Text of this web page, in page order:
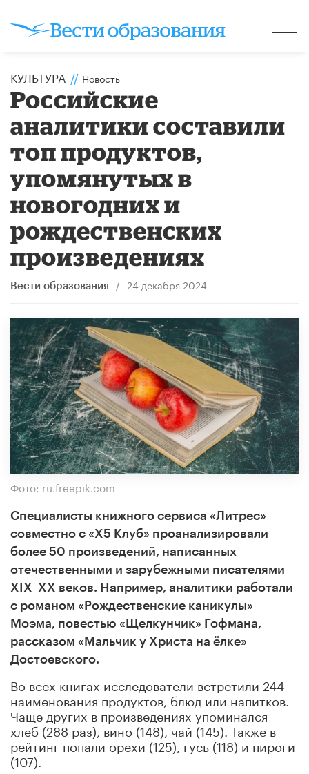
КУЛЬТУРА // Новость
Российские
аналитики составили
топ продуктов,
упомянутых в
новогодних и
рождественских
произведениях
Вести образования / 24 декабря 2024
Фото: ru.freepik.com
Специалисты книжного сервиса «Литрес»
совместно с «X5 Клуб» проанализировали
более 50 произведений, написанных
отечественными и зарубежными писателями
XIX–XX веков. Например, аналитики работали
с романом «Рождественские каникулы»
Моэма, повестью «Щелкунчик» Гофмана,
рассказом «Мальчик у Христа на ёлке»
Достоевского.
Во всех книгах исследователи встретили 244
наименования продуктов, блюд или напитков.
Чаще других в произведениях упоминался
хлеб (288 раз), вино (148), чай (145). Также в
рейтинг попали орехи (125), гусь (118) и пироги
(107).